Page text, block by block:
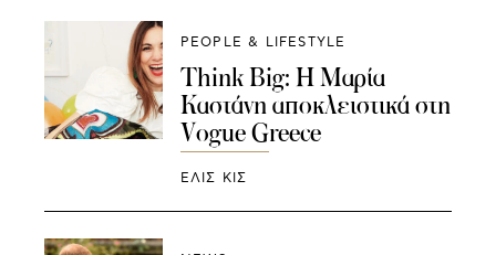
PEOPLE & LIFESTYLE
Think Big: Η Μαρία
Καστάνη αποκλειστικά στη
Vogue Greece
ΕΛΙΣ ΚΙΣ